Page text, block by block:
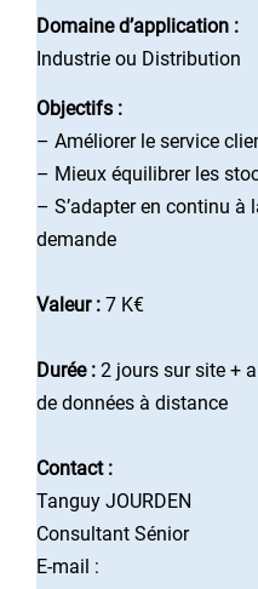
Domaine d’application :
Industrie ou Distribution
Objectifs :
– Améliorer le service
– Mieux équilibrer les
– S’adapter en continu à
demande
Valeur : 7 K€
Durée : 2 jours sur site +
de données à distance
Contact :
Tanguy JOURDEN
Consultant Sénior
E-mail :